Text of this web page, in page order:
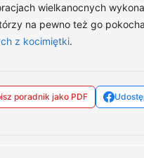
wielkanocnych
na pewno też go
z kocimiętki.
poradnik jako PDF